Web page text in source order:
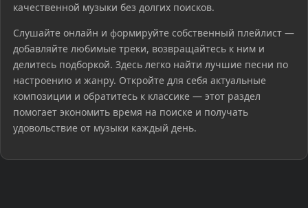
качественной музыки без долгих поисков.
Слушайте онлайн и формируйте собственный плейлист —
добавляйте любимые треки, возвращайтесь к ним и
делитесь подборкой. Здесь легко найти лучшие песни по
настроению и жанру. Откройте для себя актуальные
композиции и обратитесь к классике — этот раздел
помогает экономить время на поиске и получать
удовольствие от музыки каждый день.